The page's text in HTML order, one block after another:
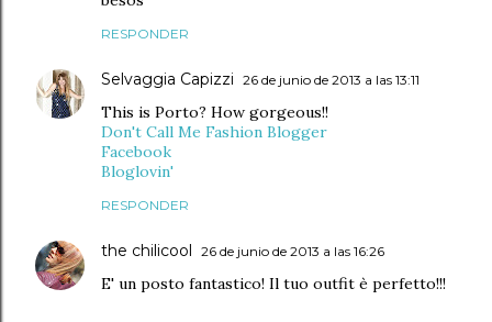
RESPONDER
Selvaggia Capizzi 26 de junio de 2013 a las 13:11
This is Porto? How gorgeous!!
Don't Call Me Fashion Blogger
Facebook
Bloglovin'
RESPONDER
the chilicool 26 de junio de 2013 a las 16:26
E' un posto fantastico! Il tuo outfit è perfetto!!!